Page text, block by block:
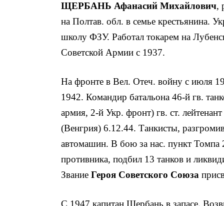
ЩЕРБАНЬ Афанасий Михайлович,
на Полтав. обл. в семье крестьянина.
школу ФЗУ. Работал тока­рем на
Советской Армии с 1937.
На фронте в Вел. Отеч. войну с июля
1942. Командир батальона 46-й гв.
армия, 2-й Укр. фронт) гв. ст.
(Венгрия) 6.12.44. Танкисты,
автомашин. В бою за нас. пункт Томпа
противника, подбил 13 танков и
Звание Героя Советского Союза